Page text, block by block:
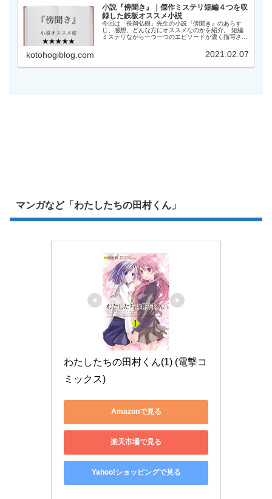
小説『傍聞き』｜傑作ミステリ短編４つを収
録した鉄板オススメ小説
今回は「長岡弘樹」先生の小説『傍聞き』のあらす
じ、感想、どんな方にオススメなのかを紹介。 短編
ミステリながら一つ一つのエピソードが濃く描写され
ていない方を始めとした万人受けのオススメ小説で
kotohogiblog.com 2021.02.07
マンガなど「わたしたちの田村くん」
わたしたちの田村くん(1) (電撃コ
ミックス)
Amazonで見る
楽天市場で見る
Yahoo!ショッピングで見る